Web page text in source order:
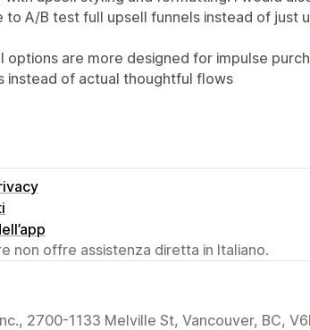
to A/B test full upsell funnels instead of just
options are more designed for impulse
instead of actual thoughtful flows
non offre assistenza diretta in Italiano.
2700-1133 Melville St, Vancouver, BC,